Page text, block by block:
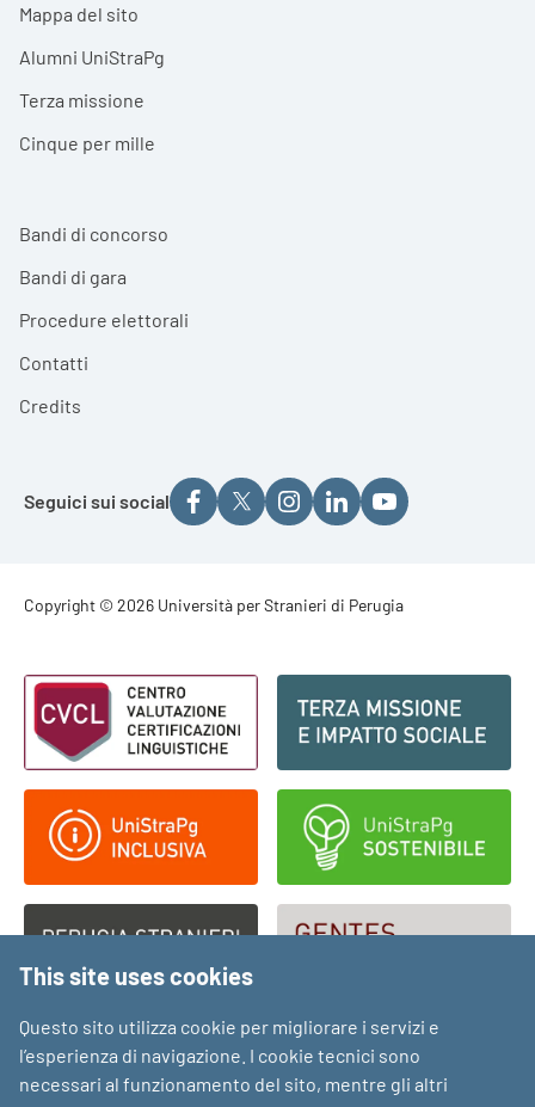
Mappa del sito
Alumni UniStraPg
Terza missione
Cinque per mille
Bandi di concorso
Bandi di gara
Procedure elettorali
Contatti
Credits
Seguici sui social
Footer - Copyright
Copyright © 2026 Università per Stranieri di Perugia
Footer - Loghi
This site uses cookies
Questo sito utilizza cookie per migliorare i servizi e
l’esperienza di navigazione. I cookie tecnici sono
necessari al funzionamento del sito, mentre gli altri